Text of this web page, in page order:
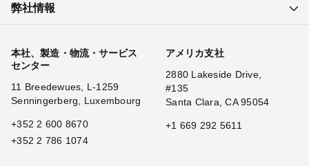
弊社情報
本社、製造・物流・サービス
センター
11 Breedewues, L-1259
Senningerberg, Luxembourg
+352 2 600 8670
+352 2 786 1074
アメリカ支社
2880 Lakeside Drive,
#135
Santa Clara, CA 95054
+1 669 292 5611